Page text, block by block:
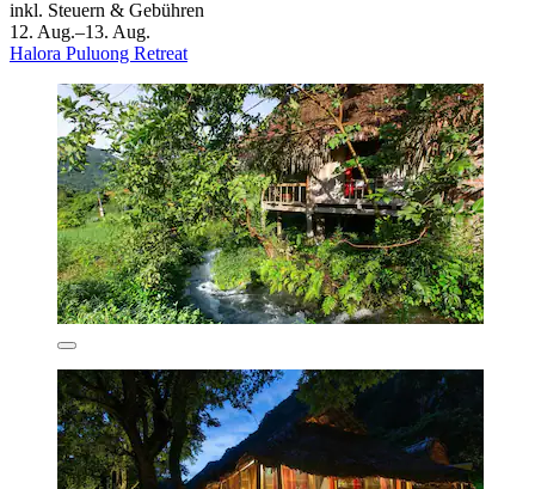
inkl. Steuern & Gebühren
12. Aug.–13. Aug.
Halora Puluong Retreat